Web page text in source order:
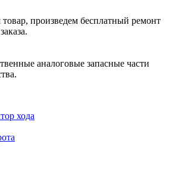
произведем бесплатный ремонт
аналоговые запасные части
хода